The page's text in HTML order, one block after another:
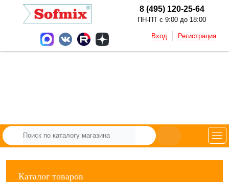
8 (495) 120-25-64
ПН-ПТ с 9:00 до 18:00
Вход Регистрация
Каталог товаров